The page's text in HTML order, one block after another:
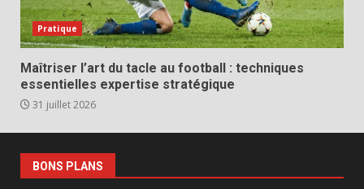
Pratique
Maîtriser l’art du tacle au football : techniques
essentielles expertise stratégique
31 juillet 2026
BONS PLANS